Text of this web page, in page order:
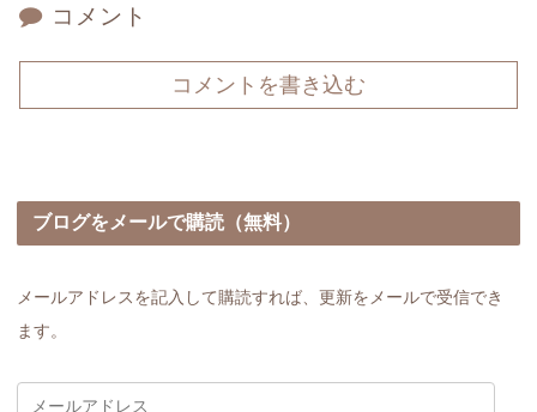
コメント
コメントを書き込む
ブログをメールで購読（無料）
メールアドレスを記入して購読すれば、更新をメールで受信でき
ます。